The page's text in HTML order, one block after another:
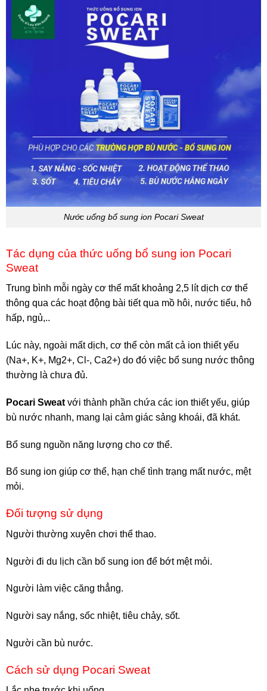
Nước uống bổ sung ion Pocari Sweat
Tác dụng của thức uống bổ sung ion Pocari
Sweat
Trung bình mỗi ngày cơ thể mất khoảng 2,5 lít dịch cơ thể
thông qua các hoạt động bài tiết qua mồ hôi, nước tiểu, hô
hấp, ngủ,..
Lúc này, ngoài mất dịch, cơ thể còn mất cả ion thiết yếu
(Na+, K+, Mg2+, Cl-, Ca2+) do đó việc bổ sung nước thông
thường là chưa đủ.
Pocari Sweat với thành phần chứa các ion thiết yếu, giúp
bù nước nhanh, mang lại cảm giác sảng khoái, đã khát.
Bổ sung nguồn năng lượng cho cơ thể.
Bổ sung ion giúp cơ thể, hạn chế tình trạng mất nước, mệt
mỏi.
Đối tượng sử dụng
Người thường xuyên chơi thể thao.
Người đi du lịch cần bổ sung ion để bớt mệt mỏi.
Người làm việc căng thẳng.
Người say nắng, sốc nhiệt, tiêu chảy, sốt.
Người cần bù nước.
Cách sử dụng Pocari Sweat